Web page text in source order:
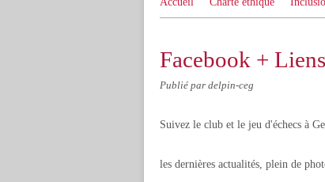
Facebook + Liens
Publié par delpin-ceg
Suivez le club et le jeu d'échecs à
les dernières actualités, plein de